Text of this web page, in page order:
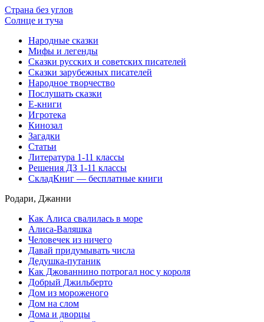
Страна без углов
Солнце и туча
Народные сказки
Мифы и легенды
Сказки русских и советских писателей
Сказки зарубежных писателей
Народное творчество
Послушать сказки
Е-книги
Игротека
Кинозал
Загадки
Статьи
Литература 1-11 классы
Решения ДЗ 1-11 классы
СкладКниг — бесплатные книги
Родари, Джанни
Как Алиса свалилась в море
Алиса-Валяшка
Человечек из ничего
Давай придумывать числа
Дедушка-путаник
Как Джованнино потрогал нос у короля
Добрый Джильберто
Дом из мороженого
Дом на слом
Дома и дворцы